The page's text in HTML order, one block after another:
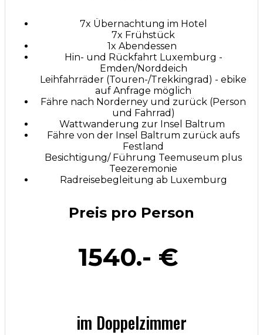
7x Übernachtung im Hotel
7x Frühstück
1x Abendessen
Hin- und Rückfahrt Luxemburg -
Emden/Norddeich
Leihfahrräder (Touren-/Trekkingrad) - ebike
auf Anfrage möglich
Fähre nach Norderney und zurück (Person
und Fahrrad)
Wattwanderung zur Insel Baltrum
Fähre von der Insel Baltrum zurück aufs
Festland
Besichtigung/ Führung Teemuseum plus
Teezeremonie
Radreisebegleitung ab Luxemburg
Preis pro Person
1540.- €
im Doppelzimmer